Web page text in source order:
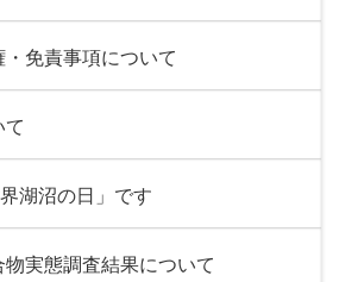
・免責事項について
て
湖沼の日」です
実態調査結果について